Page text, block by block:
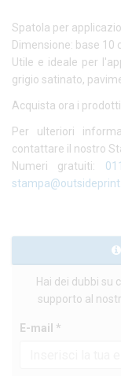
Spatola per
Dimensione: base 10
Utile e ideale per
grigio satinato,
Acquista ora i
Per ulteriori
contattare il nostro
Numeri gratuiti:
Hai dei dubbi su
supporto al
E-mail *